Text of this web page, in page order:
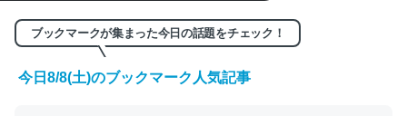
ブックマークが集まった今日の話題をチェック！
今日8/8(土)のブックマーク人気記事